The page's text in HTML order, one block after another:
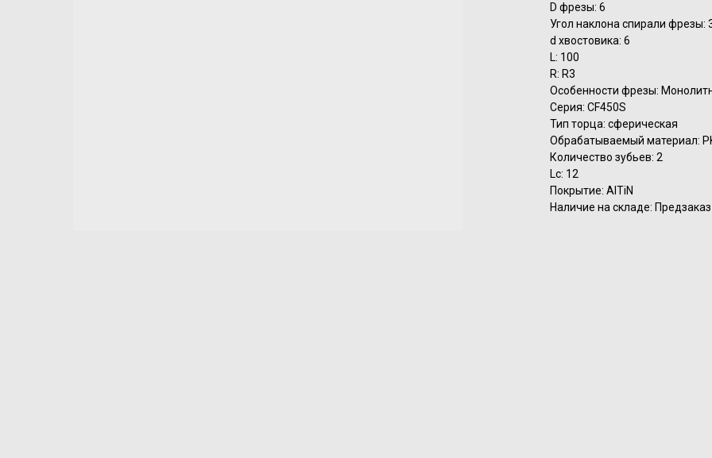
D фрезы: 6
Угол наклона спирали фрезы:
d хвостовика: 6
L: 100
R: R3
Особенности фрезы:
Серия: CF450S
Тип торца: сферическая
Обрабатываемый материал:
Количество зубьев: 2
Lc: 12
Покрытие: AlTiN
Наличие на складе: Предзаказ